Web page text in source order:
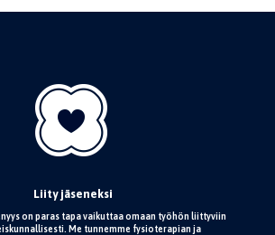
Liity jäseneksi
on paras tapa vaikuttaa omaan työhön liittyviin
Me tunnemme fysioterapian ja